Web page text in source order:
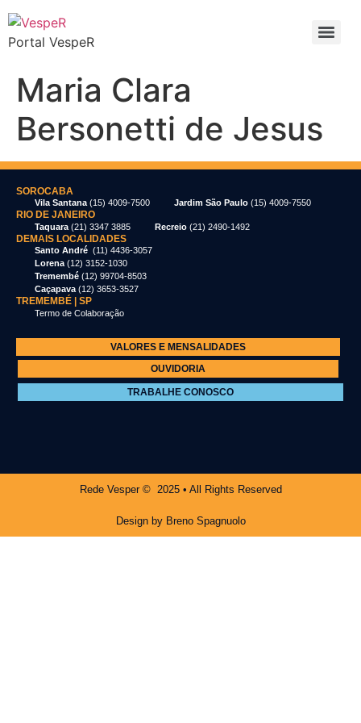
Portal VespeR
Maria Clara
Bersonetti de Jesus
SOROCABA
Vila Santana (15) 4009-7500 Jardim São Paulo (15) 4009-7550
RIO DE JANEIRO
Taquara (21) 3347 3885 Recreio (21) 2490-1492
DEMAIS LOCALIDADES
Santo André (11) 4436-3057
Lorena (12) 3152-1030
Tremembé (12) 99704-8503
Caçapava (12) 3653-3527
TREMEMBÉ | SP
Termo de Colaboração
VALORES E MENSALIDADES
OUVIDORIA
TRABALHE CONOSCO
Rede Vesper © 2025 • All Rights Reserved
Design by Breno Spagnuolo